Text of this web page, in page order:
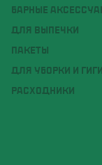
БАРНЫЕ
ДЛЯ ВЫПЕЧКИ
ПАКЕТЫ
ДЛЯ УБОРКИ И
РАСХОДНИКИ